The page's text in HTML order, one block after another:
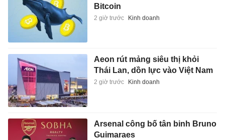
Bitcoin
2 giờ trước Kinh doanh
Aeon rút mảng siêu thị khỏi
Thái Lan, dồn lực vào Việt Nam
2 giờ trước Kinh doanh
Arsenal công bố tân binh Bruno
Guimaraes